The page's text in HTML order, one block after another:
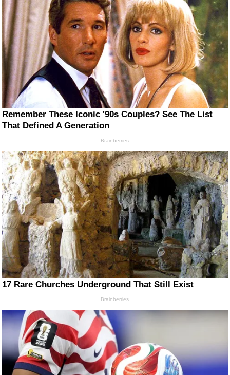
Remember These Iconic '90s Couples? See The List
That Defined A Generation
Brainberries
17 Rare Churches Underground That Still Exist
Brainberries